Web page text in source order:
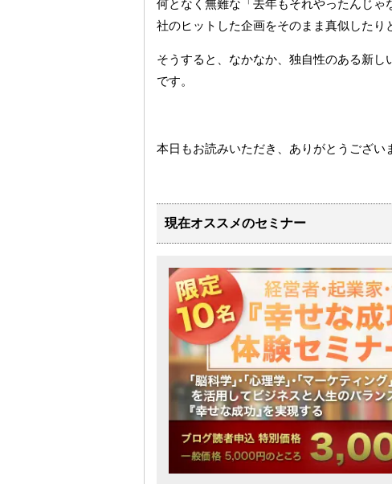
何となく無難な「去年もそれやったんじ
社のヒットした企画をそのまま真似したり
そうすると、なかなか、独自性のある新
です。
本日もお読みいただき、ありがとうござい
現在オススメのセミナー